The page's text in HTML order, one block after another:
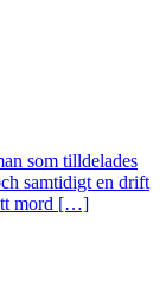
som tilldelades
samtidigt en drift
mord […]